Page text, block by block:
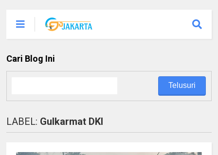
Cari Blog Ini
LABEL: Gulkarmat DKI